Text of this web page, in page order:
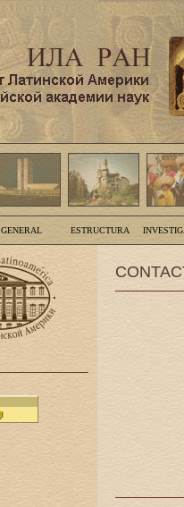
GENERAL ESTRUCTURA